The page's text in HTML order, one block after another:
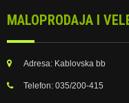
MALOPRODAJA I
Adresa: Kablovska bb
Telefon: 035/200-415